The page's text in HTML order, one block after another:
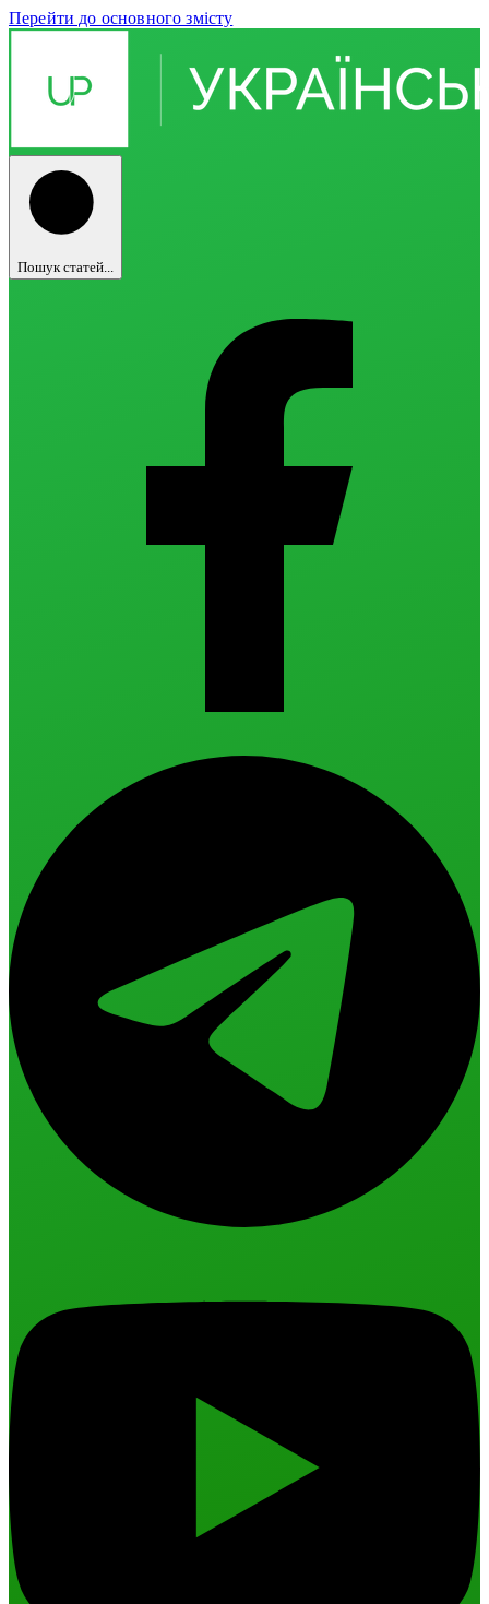
Перейти до основного змісту
Пошук статей...